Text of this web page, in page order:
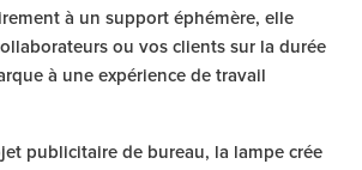
à un support éphémère, elle
ou vos clients sur la durée
à une expérience de travail
publicitaire de bureau, la lampe crée